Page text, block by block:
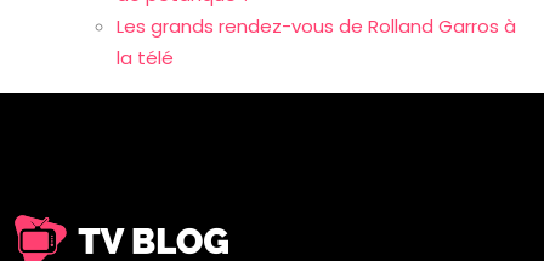
Les grands rendez-vous de Rolland Garros à
la télé